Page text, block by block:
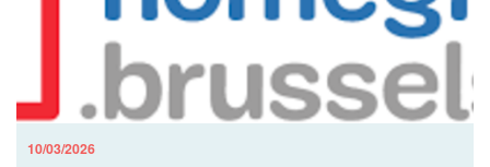
10/03/2026